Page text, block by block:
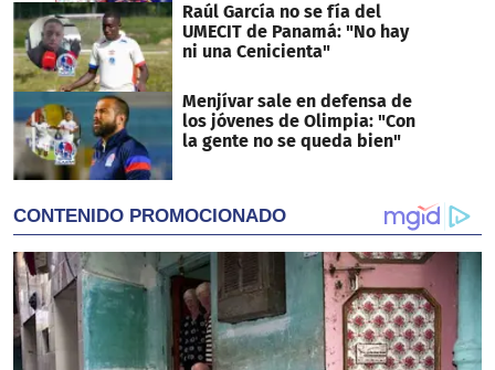
Raúl García no se fía del
UMECIT de Panamá: "No hay
ni una Cenicienta"
Menjívar sale en defensa de
los jóvenes de Olimpia: "Con
la gente no se queda bien"